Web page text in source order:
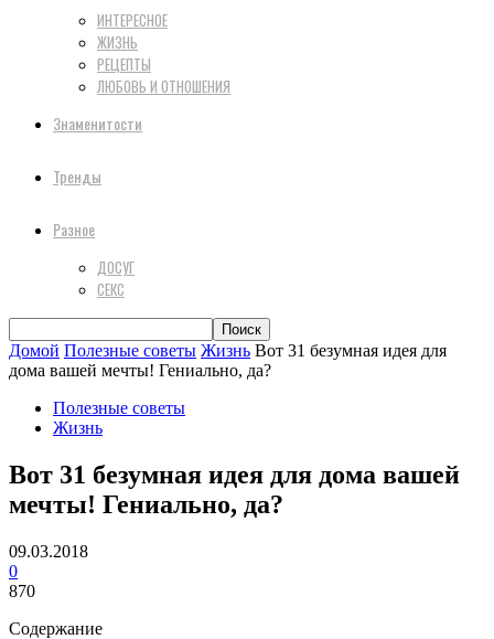
ИНТЕРЕСНОЕ
ЖИЗНЬ
РЕЦЕПТЫ
ЛЮБОВЬ И ОТНОШЕНИЯ
Знаменитости
Тренды
Разное
ДОСУГ
СЕКС
Домой Полезные советы Жизнь Вот 31 безумная идея для
дома вашей мечты! Гениально, да?
Полезные советы
Жизнь
Вот 31 безумная идея для дома вашей
мечты! Гениально, да?
09.03.2018
0
870
Содержание